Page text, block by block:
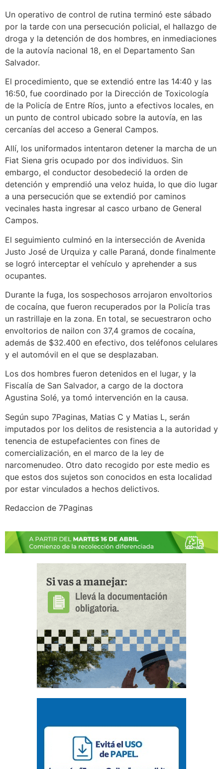
Un operativo de control de rutina terminó este sábado
por la tarde con una persecución policial, el hallazgo de
droga y la detención de dos hombres, en inmediaciones
de la autovía nacional 18, en el Departamento San
Salvador.
El procedimiento, que se extendió entre las 14:40 y las
16:50, fue coordinado por la Dirección de Toxicología
de la Policía de Entre Ríos, junto a efectivos locales, en
un punto de control ubicado sobre la autovía, en las
cercanías del acceso a General Campos.
Allí, los uniformados intentaron detener la marcha de un
Fiat Siena gris ocupado por dos individuos. Sin
embargo, el conductor desobedeció la orden de
detención y emprendió una veloz huida, lo que dio lugar
a una persecución que se extendió por caminos
vecinales hasta ingresar al casco urbano de General
Campos.
El seguimiento culminó en la intersección de Avenida
Justo José de Urquiza y calle Paraná, donde finalmente
se logró interceptar el vehículo y aprehender a sus
ocupantes.
Durante la fuga, los sospechosos arrojaron envoltorios
de cocaína, que fueron recuperados por la Policía tras
un rastrillaje en la zona. En total, se secuestraron ocho
envoltorios de nailon con 37,4 gramos de cocaína,
además de $32.400 en efectivo, dos teléfonos celulares
y el automóvil en el que se desplazaban.
Los dos hombres fueron detenidos en el lugar, y la
Fiscalía de San Salvador, a cargo de la doctora
Agustina Solé, ya tomó intervención en la causa.
Según supo 7Paginas, Matias C y Matias L, serán
imputados por los delitos de resistencia a la autoridad y
tenencia de estupefacientes con fines de
comercialización, en el marco de la ley de
narcomenudeo. Otro dato recogido por este medio es
que estos dos sujetos son conocidos en esta localidad
por estar vinculados a hechos delictivos.
Redaccion de 7Paginas